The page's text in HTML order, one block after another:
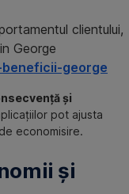
clientului,
George
george
și
pot ajusta
economisire.
și